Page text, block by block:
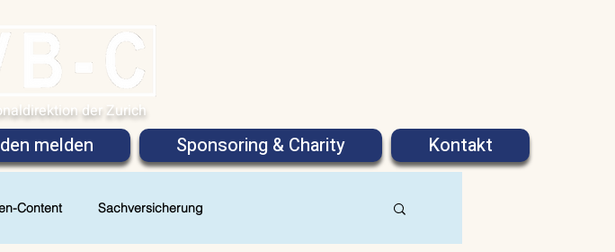
der Zurich
melden Sponsoring & Charity Kontakt
Content Sachversicherung